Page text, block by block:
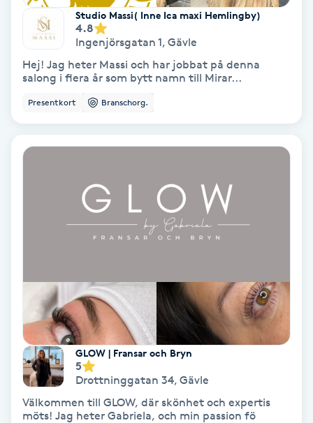
Färgning
Föning
Gelenaglar
Gravidyoga
Gruppträning
Gua Sha-massage
Studio Massi( Inne Ica maxi Hemlingby)
4.8
Ingenjörsgatan 1, Gävle
Hej! Jag heter Massi och har jobbat på denna
salong i flera år som bytt namn till Mirar...
Presentkort Branschorg.
GLOW | Fransar och Bryn
5
Drottninggatan 34, Gävle
Välkommen till GLOW, där skönhet och expertis
möts! Jag heter Gabriela, och min passion fö